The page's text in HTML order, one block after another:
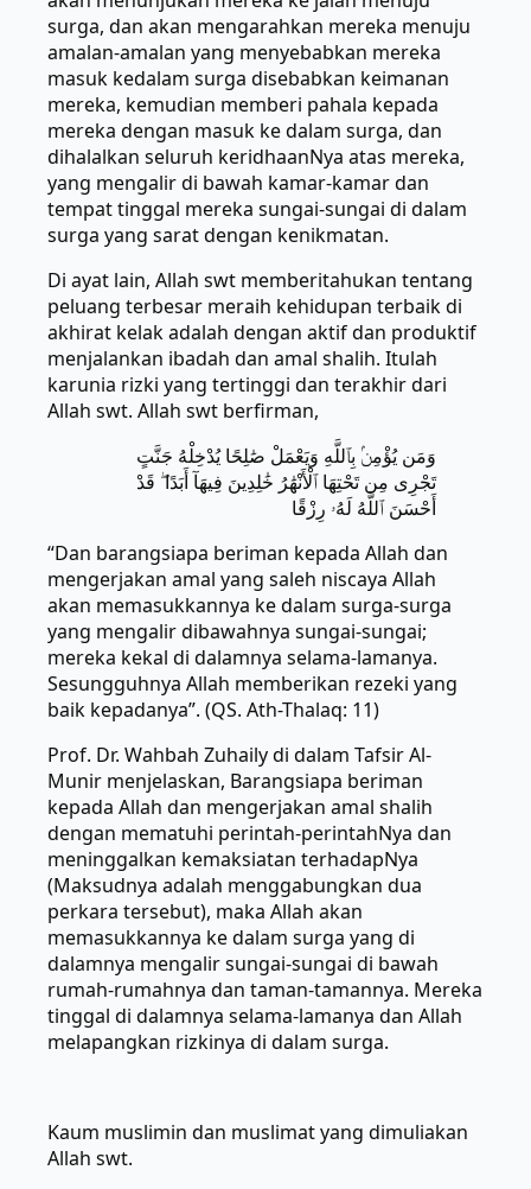
surga, dan akan mengarahkan mereka menuju
amalan-amalan yang menyebabkan mereka
masuk kedalam surga disebabkan keimanan
mereka, kemudian memberi pahala kepada
mereka dengan masuk ke dalam surga, dan
dihalalkan seluruh keridhaanNya atas mereka,
yang mengalir di bawah kamar-kamar dan
tempat tinggal mereka sungai-sungai di dalam
surga yang sarat dengan kenikmatan.
Di ayat lain, Allah swt memberitahukan tentang
peluang terbesar meraih kehidupan terbaik di
akhirat kelak adalah dengan aktif dan produktif
menjalankan ibadah dan amal shalih. Itulah
karunia rizki yang tertinggi dan terakhir dari
Allah swt. Allah swt berfirman,
وَمَن يُؤْمِنۢ بِٱللَّهِ وَيَعْمَلْ صَٰلِحًا يُدْخِلْهُ جَنَّتٍ
تَجْرِى مِن تَحْتِهَا ٱلْأَنْهَٰرُ خَٰلِدِينَ فِيهَآ أَبَدًا ۖ قَدْ
أَحْسَنَ ٱللَّهُ لَهُۥ رِزْقًا
“Dan barangsiapa beriman kepada Allah dan
mengerjakan amal yang saleh niscaya Allah
akan memasukkannya ke dalam surga-surga
yang mengalir dibawahnya sungai-sungai;
mereka kekal di dalamnya selama-lamanya.
Sesungguhnya Allah memberikan rezeki yang
baik kepadanya”. (QS. Ath-Thalaq: 11)
Prof. Dr. Wahbah Zuhaily di dalam Tafsir Al-
Munir menjelaskan, Barangsiapa beriman
kepada Allah dan mengerjakan amal shalih
dengan mematuhi perintah-perintahNya dan
meninggalkan kemaksiatan terhadapNya
(Maksudnya adalah menggabungkan dua
perkara tersebut), maka Allah akan
memasukkannya ke dalam surga yang di
dalamnya mengalir sungai-sungai di bawah
rumah-rumahnya dan taman-tamannya. Mereka
tinggal di dalamnya selama-lamanya dan Allah
melapangkan rizkinya di dalam surga.
Kaum muslimin dan muslimat yang dimuliakan
Allah swt.